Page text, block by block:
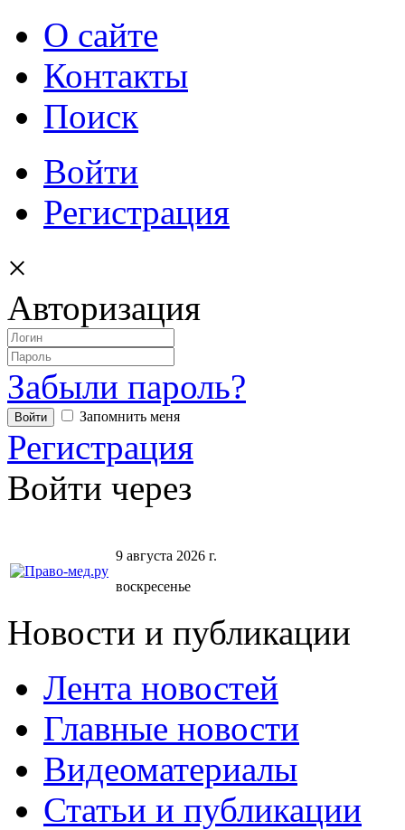
О сайте
Контакты
Поиск
Войти
Регистрация
×
Авторизация
Забыли пароль?
Запомнить меня
Регистрация
Войти через
9 августа 2026 г.
воскресенье
Новости и публикации
Лента новостей
Главные новости
Видеоматериалы
Статьи и публикации